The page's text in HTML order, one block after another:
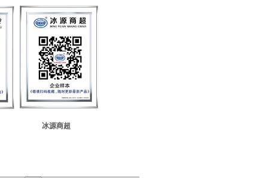
冰源商超